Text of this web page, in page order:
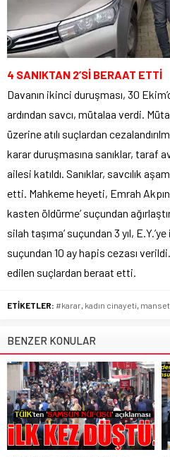
4 SANIKTAN 2’Sİ BERAAT ETTİ
Davanın ikinci duruşması, 30
ardından savcı, mütalaa verdi.
üzerine atılı suçlardan
karar duruşmasına sanıklar, taraf
ailesi katıldı. Sanıklar, savcılık
etti. Mahkeme heyeti, Emrah
kasten öldürme’ suçundan
silah taşıma’ suçundan 3 yıl, E.Y.’ye
suçundan 10 ay hapis cezası
edilen suçlardan beraat etti.
ETİKETLER: #karar kadın cinayeti manset
BENZER KONULAR